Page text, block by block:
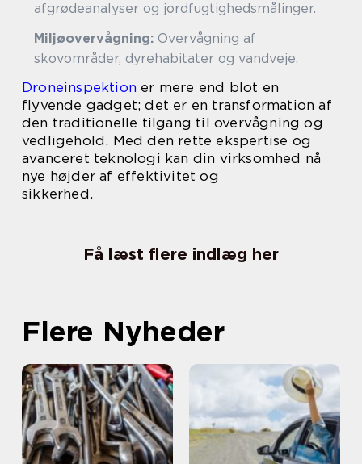
afgrødeanalyser og jordfugtighedsmålinger.
Miljøovervågning: Overvågning af
skovområder, dyrehabitater og vandveje.
Droneinspektion er mere end blot en
flyvende gadget; det er en transformation af
den traditionelle tilgang til overvågning og
vedligehold. Med den rette ekspertise og
avanceret teknologi kan din virksomhed nå
nye højder af effektivitet og
sikkerhed.
Få læst flere indlæg her
Flere Nyheder